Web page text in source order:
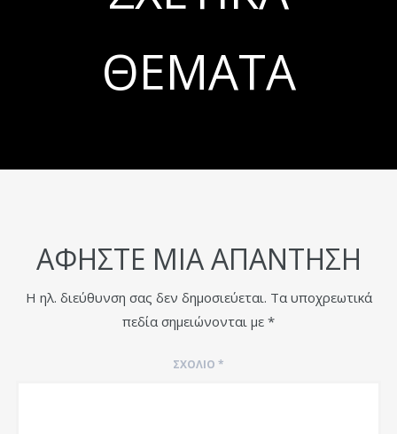
ΘΈΜΑΤΑ
ΑΦΉΣΤΕ ΜΙΑ ΑΠΆΝΤΗΣΗ
Η ηλ. διεύθυνση σας δεν δημοσιεύεται. Τα υποχρεωτικά
πεδία σημειώνονται με *
ΣΧΌΛΙΟ *